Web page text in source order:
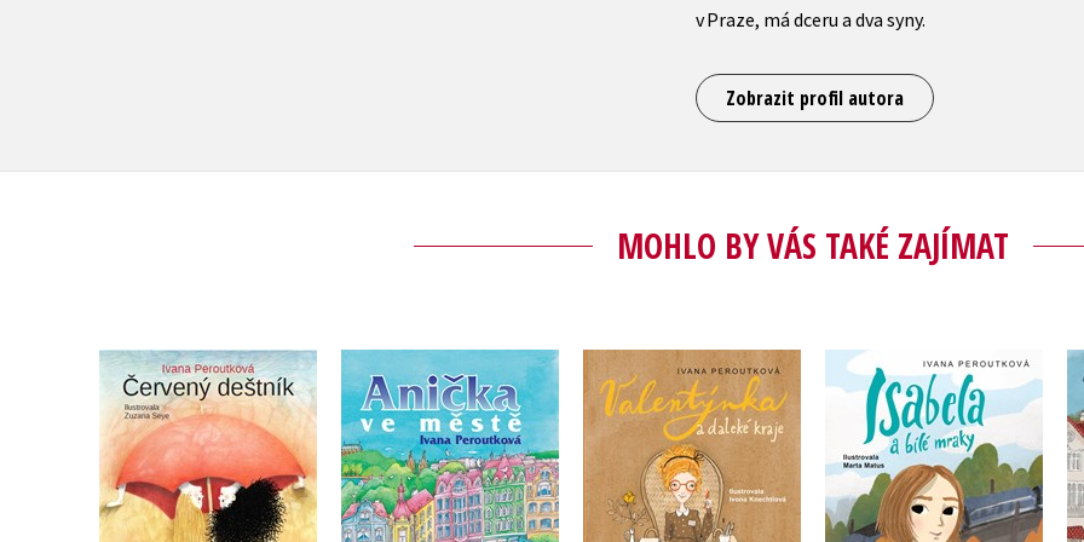
v Praze, má dceru a dva syny.
Zobrazit profil autora
MOHLO BY VÁS TAKÉ ZAJÍMAT
Červený deštník
Ivana Peroutková
Anička ve městě
Ivana Peroutková
Valentýnka a daleké
kraje
Ivana Peroutková
Isabela a bílé mraky
Ivana Peroutková